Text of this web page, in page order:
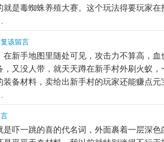
是毒蜘蛛养殖大赛。这个玩法得要玩家
复该留言
新手地图里随处可见，攻击力不算高，
又没人带，就天天蹲在新手村外刷火蚁
备材料，卖给出新手村的玩家还能赚点元
吓一跳的喜的代名词，外面裹着一层深